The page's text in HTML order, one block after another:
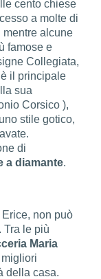
cento chiese
a molte di
mentre alcune
famose e
Collegiata,
il principale
sua
Corsico ),
stile gotico,
di
a diamante.
non può
Tra le più
Maria
della casa.